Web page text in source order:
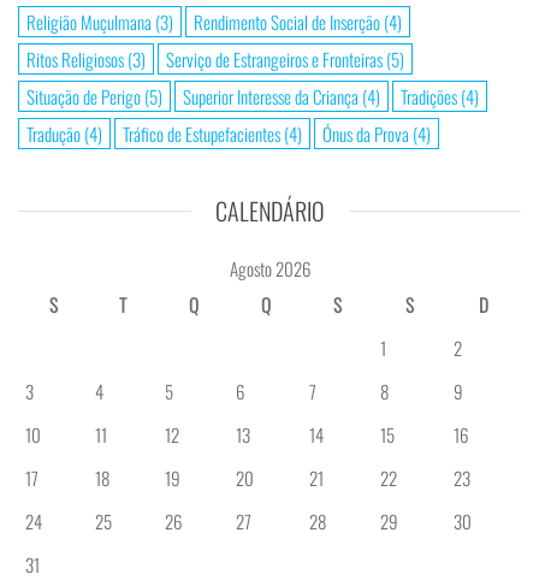
Religião Muçulmana (3) Rendimento Social de Inserção(4)
Ritos Religiosos(3) Serviço de Estrangeiros e Fronteiras(5)
Situação de Perigo(5) Superior Interesse da Criança (4) Tradições(4)
Tradução(4) Tráfico de Estupefacientes(4) Ónus da Prova (4)
CALENDÁRIO
Agosto 2026
S
T Q Q S S
D
1
2
3
4 5 6 7 8
9
10
11 12 13 14 15
16
17
18 19 20 21 22
23
24
25 26 27 28 29
30
31